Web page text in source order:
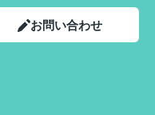
お問い合わせ